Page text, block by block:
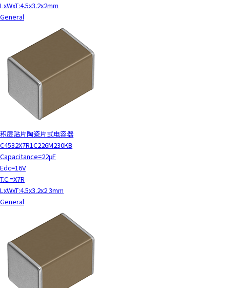
LxWxT:4.5x3.2x2mm
General
积层贴片陶瓷片式电容器
C4532X7R1C226M230KB
Capacitance=22μF
Edc=16V
T.C.=X7R
LxWxT:4.5x3.2x2.3mm
General